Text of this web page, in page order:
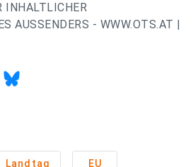
INHALTLICHER
AUSSENDERS - WWW.OTS.AT |
Landtag EU